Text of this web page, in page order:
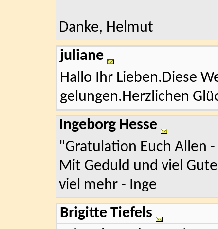
Danke, Helmut
juliane
Hallo Ihr Lieben.Diese
gelungen.Herzlichen
Ingeborg Hesse
"Gratulation Euch Allen
Mit Geduld und viel
viel mehr - Inge
Brigitte Tiefels